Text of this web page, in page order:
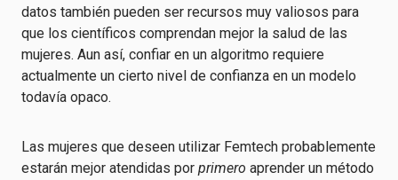
datos también pueden ser recursos muy valiosos para
que los científicos comprendan mejor la salud de las
mujeres. Aun así, confiar en un algoritmo requiere
actualmente un cierto nivel de confianza en un modelo
todavía opaco.
Las mujeres que deseen utilizar Femtech probablemente
estarán mejor atendidas por primero aprender un método